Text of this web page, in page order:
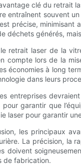
clé du retrait
entraînent souvent
précise, minimisant
déchets générés,
retrait laser de la
compte lors de la
économies à long
dans leurs
entreprises
pour garantir que
laser pour garantir
les principaux
La précision, la
doivent
de fabrication.